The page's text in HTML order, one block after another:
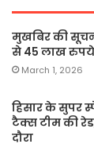
मुखबिर की
से 45 लाख
March 1, 2026
हिसार के सुपर
टैक्स टीम की
दौरा